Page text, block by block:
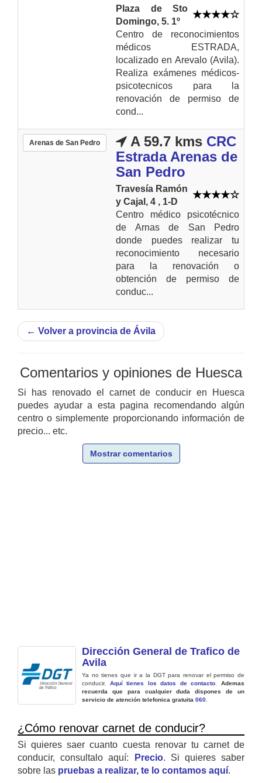
Plaza de Sto
Domingo, 5. 1º
Centro de reconocimientos
médicos ESTRADA,
localizado en Arevalo (Avila).
Realiza exámenes médicos-
psicotecnicos para la
renovación de permiso de
cond...
Arenas de San Pedro A 59.7 kms CRC
Estrada Arenas de
San Pedro
Travesía Ramón
y Cajal, 4 , 1-D
Centro médico psicotécnico
de Arnas de San Pedro
donde puedes realizar tu
reconocimiento necesario
para la renovación o
obtención de permiso de
conduc...
← Volver a provincia de Ávila
Comentarios y opiniones de Huesca
Si has renovado el carnet de conducir en Huesca
puedes ayudar a esta pagina recomendando algún
centro o simplemente proporcionando información de
precio... etc.
Mostrar comentarios
Dirección General de Trafico de
Avila
Ya no tienes que ir a la DGT para renovar el permiso de
conducir. Aquí tienes los datos de contacto .Ademas
recuerda que para cualquier duda dispones de un
servicio de atención telefonica gratuita 060
¿Cómo renovar carnet de conducir?
Si quieres saer cuanto cuesta renovar tu carnet de
conducir, consultalo aquí:
Precio. Si quieres saber
sobre las pruebas a realizar, te lo contamos aquí.